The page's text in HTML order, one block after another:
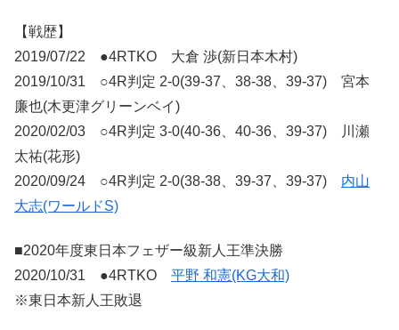
【戦歴】
2019/07/22 ●4RTKO 大倉 渉(新日本木村)
2019/10/31 ○4R判定 2-0(39-37、38-38、39-37) 宮本
廉也(木更津グリーンベイ)
2020/02/03 ○4R判定 3-0(40-36、40-36、39-37) 川瀬
太祐(花形)
2020/09/24 ○4R判定 2-0(38-38、39-37、39-37) 内山
大志(ワールドS)
■2020年度東日本フェザー級新人王準決勝
2020/10/31 ●4RTKO 平野 和憲(KG大和)
※東日本新人王敗退